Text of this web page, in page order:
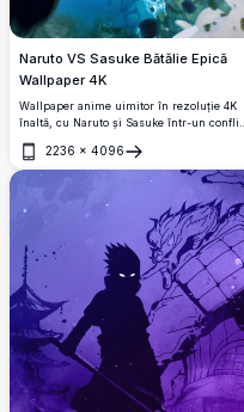
Naruto VS Sasuke Bătălie Epică
Wallpaper 4K
Wallpaper anime uimitor în rezoluție 4K
înaltă, cu Naruto și Sasuke într-un conflict
Rasengan în timp ce Sasuke se înconjoară
cu chakra de fulger întunecat, cu Nouă
2236 × 4096
Deschide